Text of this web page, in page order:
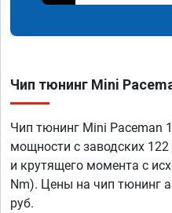
Чип тюнинг Mini
Чип тюнинг Mini Paceman
мощности с заводских
и крутящего момента с
Nm). Цены на чип тюнинг
руб.